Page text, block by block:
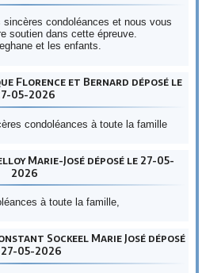
condoléances et nous vous
soutien dans cette épreuve.
et les enfants.
Florence et Bernard déposé le
05-2026
condoléances à toute la famille
Marie-José déposé le 27-05-
2026
à toute la famille,
Sockeel Marie José déposé
05-2026